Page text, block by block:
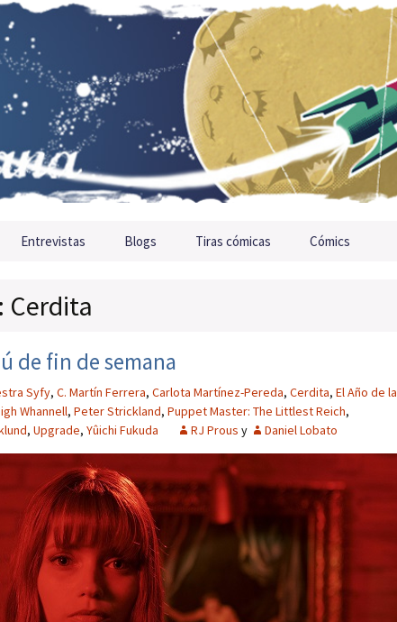
Entrevistas Blogs Tiras cómicas Cómics
Cerdita
de fin de semana
Syfy, C. Martín Ferrera, Carlota Martínez-Pereda, Cerdita, El Año de la
Whannell, Peter Strickland, Puppet Master: The Littlest Reich,
, Upgrade, Yûichi Fukuda RJ Prous y Daniel Lobato